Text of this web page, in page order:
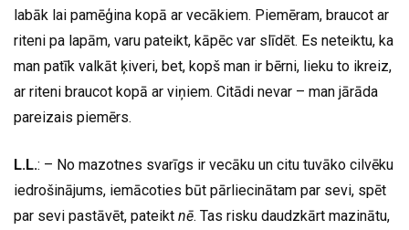
labāk lai pamēģina kopā ar vecākiem. Piemēram, braucot ar
riteni pa lapām, varu pateikt, kāpēc var slīdēt. Es neteiktu, ka
man patīk valkāt ķiveri, bet, kopš man ir bērni, lieku to ikreiz,
ar riteni braucot kopā ar viņiem. Citādi nevar – man jārāda
pareizais piemērs.
L.L.: – No mazotnes svarīgs ir vecāku un citu tuvāko cilvēku
iedrošinājums, iemācoties būt pārliecinātam par sevi, spēt
par sevi pastāvēt, pateikt nē. Tas risku daudzkārt mazinātu,